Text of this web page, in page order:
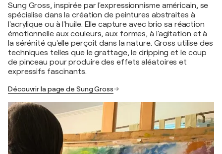
Sung Gross, inspirée par l'expressionnisme américain, se
spécialise dans la création de peintures abstraites à
l'acrylique ou à l'huile. Elle capture avec brio sa réaction
émotionnelle aux couleurs, aux formes, à l'agitation et à
la sérénité qu'elle perçoit dans la nature. Gross utilise des
techniques telles que le grattage, le dripping et le coup
de pinceau pour produire des effets aléatoires et
expressifs fascinants.
Découvrir la page de Sung Gross